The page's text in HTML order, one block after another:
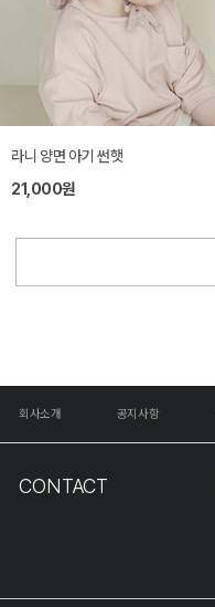
라니 양면 아기 썬햇
21,000원
회사소개 공지사항
CONTACT